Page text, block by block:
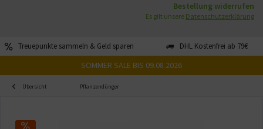
Treuepunkte sammeln & Geld sparen DHL Kostenfrei ab 79€
Bestellung widerrufen
Es gilt unsere Datenschutzerklärung
SOMMER SALE BIS 09.08.2026
Übersicht Pflanzendünger